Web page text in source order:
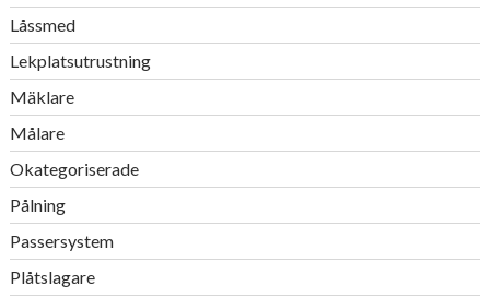
Låssmed
Lekplatsutrustning
Mäklare
Målare
Okategoriserade
Pålning
Passersystem
Plåtslagare